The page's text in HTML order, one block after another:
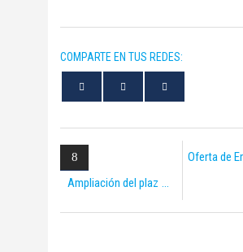
COMPARTE EN TUS REDES:
Ampliación del plaz
Oferta de